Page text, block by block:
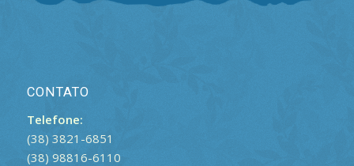
CONTATO
Telefone:
(38) 3821-6851
(38) 98816-6110